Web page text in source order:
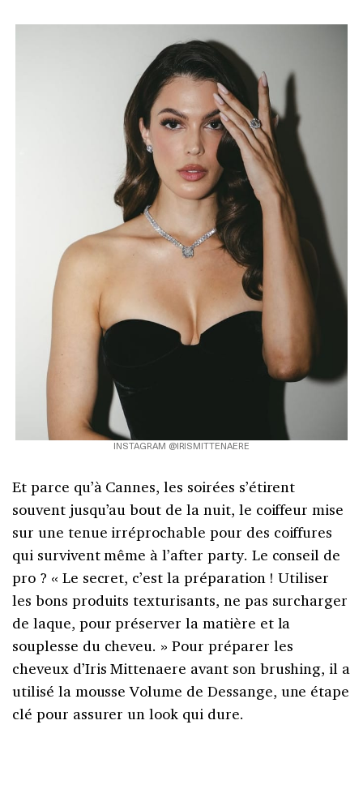
INSTAGRAM @IRISMITTENAERE
Et parce qu’à Cannes, les soirées s’étirent
souvent jusqu’au bout de la nuit, le coiffeur mise
sur une tenue irréprochable pour des coiffures
qui survivent même à l’after party. Le conseil de
pro ? « Le secret, c’est la préparation ! Utiliser
les bons produits texturisants, ne pas surcharger
de laque, pour préserver la matière et la
souplesse du cheveu. » Pour préparer les
cheveux d’Iris Mittenaere avant son brushing, il a
utilisé la mousse Volume de Dessange, une étape
clé pour assurer un look qui dure.